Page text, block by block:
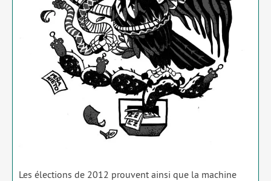
Les élec­tions de 2012 prouvent ain­si que la machine